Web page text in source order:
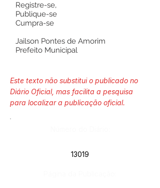
Registre-se,
Publique-se
Cumpra-se
Jailson Pontes de Amorim
Prefeito Municipal
Este texto não substitui o publicado no
Diário Oficial, mas facilita a pesquisa
para localizar a publicação oficial.
13019